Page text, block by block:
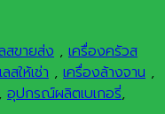
สขายส่ง , เครื่องครัวส
สให้เช่า , เครื่องล้างจาน ,
, อุปกรณ์ผลิตเบเกอรี่,